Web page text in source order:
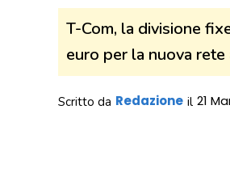
T-Com, la divisione
euro per la nuova rete
Scritto da Redazione il 21